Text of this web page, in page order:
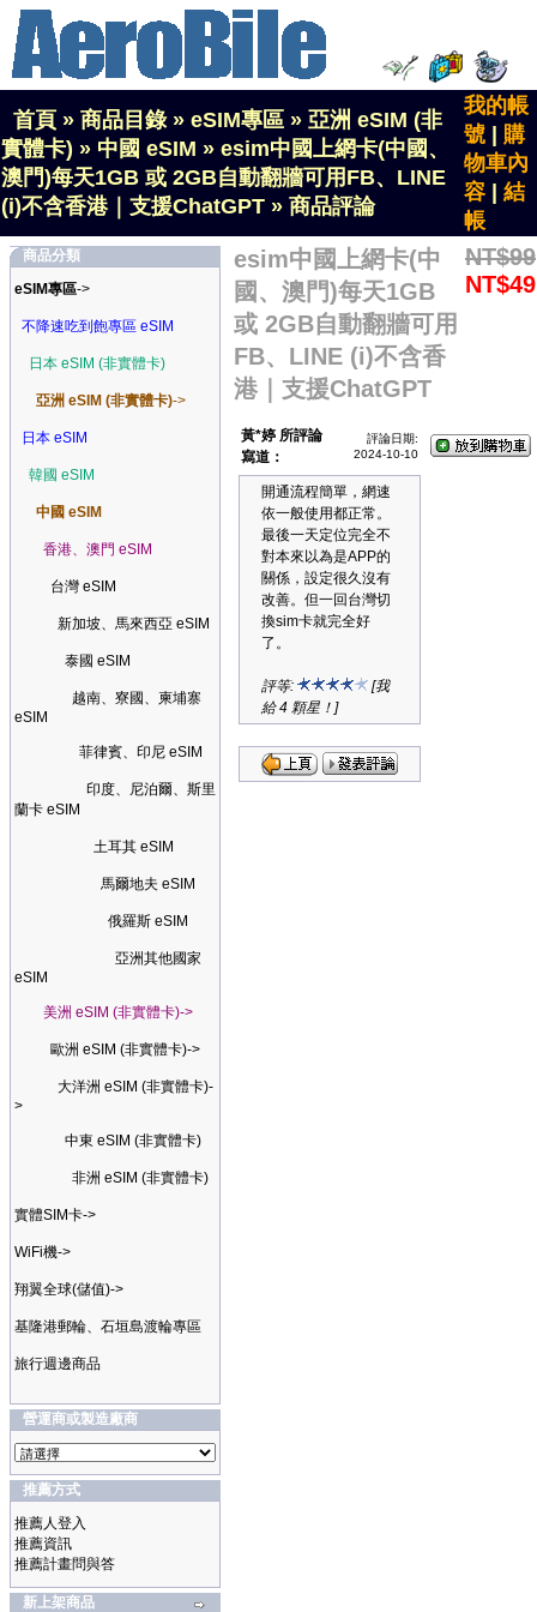
首頁 » 商品目錄» eSIM專區 » 亞洲 eSIM (非
實體卡) » 中國 eSIM » esim中國上網卡(中國、
澳門)每天1GB 或 2GB自動翻牆可用FB、LINE
(i)不含香港｜支援ChatGPT » 商品評論
我的帳
號
購
物車內
容
結
帳
商品分類
eSIM專區->
不降速吃到飽專區 eSIM
日本 eSIM (非實體卡)
亞洲 eSIM (非實體卡)->
日本 eSIM
韓國 eSIM
中國 eSIM
香港、澳門 eSIM
台灣 eSIM
新加坡、馬來西亞 eSIM
泰國 eSIM
越南、寮國、柬埔寨
eSIM
菲律賓、印尼 eSIM
印度、尼泊爾、斯里
蘭卡 eSIM
土耳其 eSIM
馬爾地夫 eSIM
俄羅斯 eSIM
亞洲其他國家
eSIM
美洲 eSIM (非實體卡)->
歐洲 eSIM (非實體卡)->
大洋洲 eSIM (非實體卡)-
>
中東 eSIM (非實體卡)
非洲 eSIM (非實體卡)
實體SIM卡->
WiFi機->
翔翼全球(儲值)->
基隆港郵輪、石垣島渡輪專區
旅行週邊商品
營運商或製造廠商
推薦方式
推薦人登入
推薦資訊
推薦計畫問與答
新上架商品
esim中國上網卡(中
國、澳門)每天1GB
或 2GB自動翻牆可用
FB、LINE (i)不含香
港｜支援ChatGPT
NT$99
NT$49
黃*婷 所評論
寫道：
評論日期:
2024-10-10
開通流程簡單，網速
依一般使用都正常。
最後一天定位完全不
對本來以為是APP的
關係，設定很久沒有
改善。但一回台灣切
換sim卡就完全好
了。
評等:
[我
給 4 顆星！]